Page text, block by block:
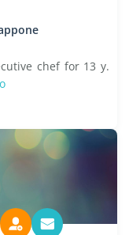
chef for 13 y.